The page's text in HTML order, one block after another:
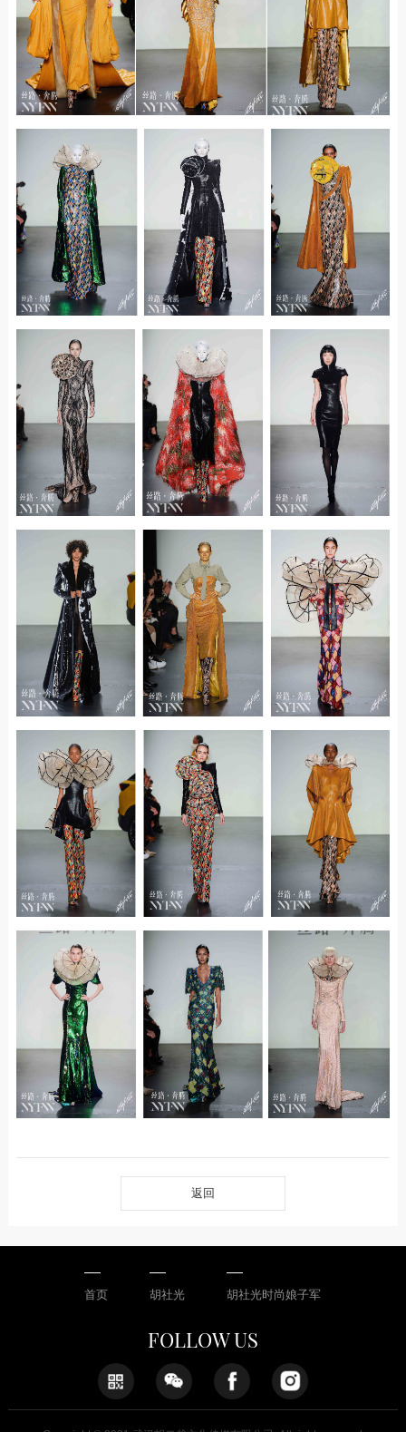
返回
首页 胡社光 胡社光时尚娘子军
FOLLOW US